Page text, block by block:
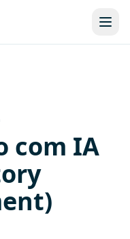
com IA